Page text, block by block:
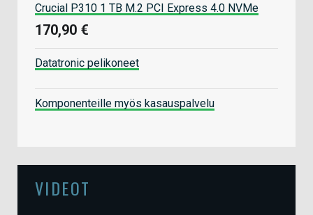
Crucial P310 1 TB M.2 PCI Express 4.0 NVMe
170,90 €
Datatronic pelikoneet
Komponenteille myös kasauspalvelu
VIDEOT